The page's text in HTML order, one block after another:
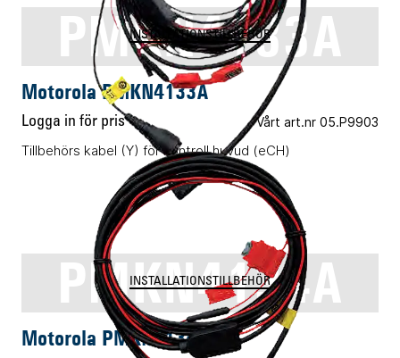
PMKN4133A
INSTALLATIONSTILLBEHÖR
Motorola PMKN4133A
Logga in för pris Vårt art.nr 05.P9903
Tillbehörs kabel (Y) för kontroll huvud (eCH)
PMKN4134A
INSTALLATIONSTILLBEHÖR
Motorola PMKN4134A